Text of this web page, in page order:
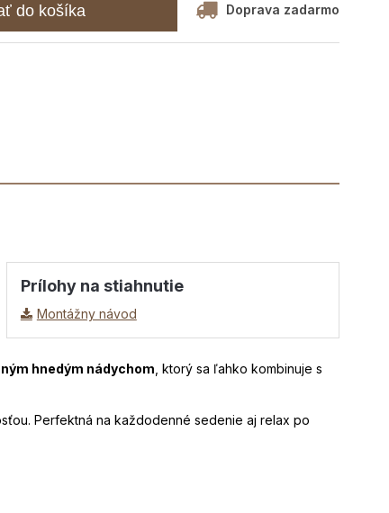
do košíka Doprava zadarmo
Prílohy na stiahnutie
Montážny návod
hnedým nádychom , ktorý sa ľahko kombinuje s
Perfektná na každodenné sedenie aj relax po